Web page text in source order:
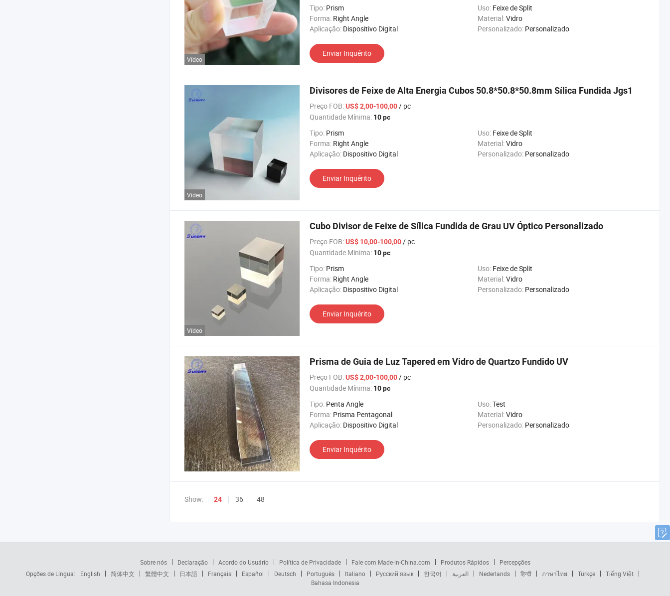
Vídeo
Tipo: Prism Uso: Feixe de Split
Forma: Right Angle Material:Vidro
Aplicação: Dispositivo Digital Personalizado: Personalizado
Enviar Inquérito
Vídeo
Divisores de Feixe de Alta Energia Cubos 50.8*50.8*50.8mm Sílica Fundida Jgs1
Preço FOB:US$ 2,00-100,00/ pc
Quantidade Mínima: 10 pc
Tipo: Prism Uso: Feixe de Split
Forma: Right Angle Material:Vidro
Aplicação: Dispositivo Digital Personalizado: Personalizado
Enviar Inquérito
Vídeo
Cubo Divisor de Feixe de Sílica Fundida de Grau UV Óptico Personalizado
Preço FOB:US$ 10,00-100,00/ pc
Quantidade Mínima: 10 pc
Tipo: Prism Uso: Feixe de Split
Forma: Right Angle Material:Vidro
Aplicação: Dispositivo Digital Personalizado: Personalizado
Enviar Inquérito
Prisma de Guia de Luz Tapered em Vidro de Quartzo Fundido UV
Preço FOB:US$ 2,00-100,00/ pc
Quantidade Mínima: 10 pc
Tipo: Penta Angle Uso:Test
Forma: Prisma Pentagonal Material:Vidro
Aplicação: Dispositivo Digital Personalizado: Personalizado
Enviar Inquérito
Show: 24 36 48
Sobre nós Declaração Acordo do Usuário Política de Privacidade Fale com Made-in-China.com Produtos Rápidos
Percepções
Opções de Língua:
English 简体中文 繁體中文 日本語 Français Español Deutsch Português Italiano Русский язык 한국어 العربية Nederlands हिन्दी ภาษาไทย Türkçe
Tiếng Việt
Bahasa Indonesia